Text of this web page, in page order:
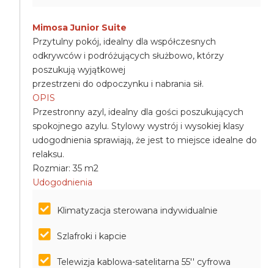
Mimosa Junior Suite
Przytulny pokój, idealny dla współczesnych
odkrywców i podróżujących służbowo, którzy
poszukują wyjątkowej
przestrzeni do odpoczynku i nabrania sił.
OPIS
Przestronny azyl, idealny dla gości poszukujących
spokojnego azylu. Stylowy wystrój i wysokiej klasy
udogodnienia sprawiają, że jest to miejsce idealne do
relaksu.
Rozmiar: 35 m2
Udogodnienia
Klimatyzacja sterowana indywidualnie
Szlafroki i kapcie
Telewizja kablowa-satelitarna 55'' cyfrowa